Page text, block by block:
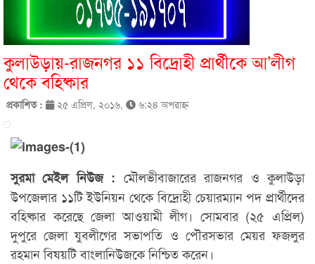
কুলাউড়ায়-রাজনগর ১১ বিদ্রোহী প্রার্থীকে আ’লীগ
থেকে বহিষ্কার
প্রকাশিত : ২৫ এপ্রিল, ২০১৬, ৬:২৪ অপরাহ্ণ
সুরমা মেইল নিউজ : মৌলভীবাজারের রাজনগর ও কুলাউড়া
উপজেলার ১১টি ইউনিয়ন থেকে বিদ্রোহী চেয়ারম্যান পদ প্রার্থীদের
বহিষ্কার করেছে জেলা আওয়ামী লীগ। সোমবার (২৫ এপ্রিল)
দুপুরে জেলা যুবলীগের সভাপতি ও পৌরসভার মেয়র ফজলুর
রহমান বিষয়টি বাংলানিউজকে নিশ্চিত করেন।